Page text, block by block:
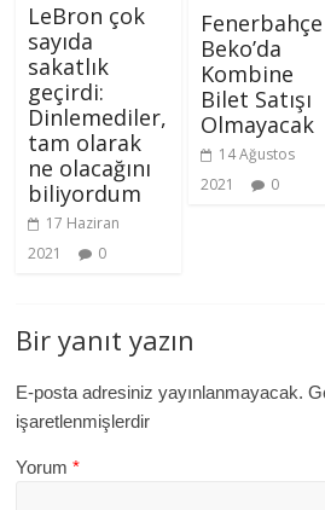
LeBron çok
sayıda
sakatlık
geçirdi:
Dinlemediler,
tam olarak
ne olacağını
biliyordum
17 Haziran
2021
0
Fenerbahçe
Beko’da
Kombine
Bilet Satışı
Olmayacak
14 Ağustos
2021
0
Bir yanıt yazın
E-posta adresiniz yayınlanmayacak.
işaretlenmişlerdir
Yorum*